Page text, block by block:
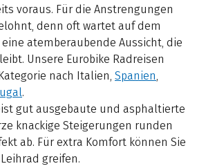
voraus. Für die Anstrengungen
denn oft wartet auf dem
atemberaubende Aussicht, die
Unsere Eurobike Radreisen
nach Italien, Spanien
.
gut ausgebaute und asphaltierte
knackige Steigerungen runden
ab. Für extra Komfort können Sie
greifen.